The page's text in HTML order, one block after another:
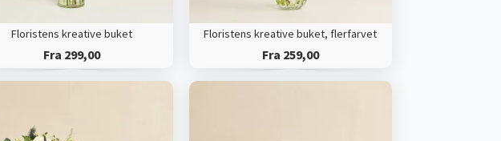
Floristens kreative buket
Fra 299,00
Floristens kreative buket, flerfarvet
Fra 259,00